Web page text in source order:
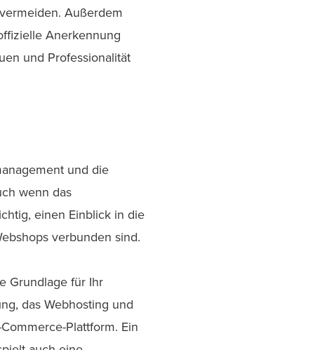
Außerdem
Anerkennung
und Professionalität
und die
wenn das
einen Einblick in die
verbunden sind.
Grundlage für Ihr
das Webhosting und
Plattform. Ein